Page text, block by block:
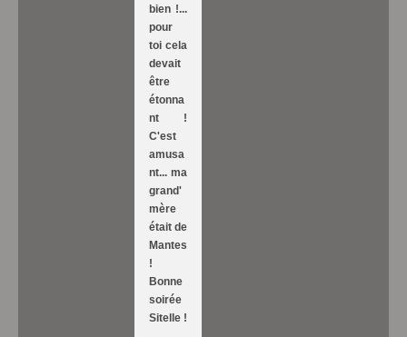
bien !...
pour
toi cela
devait
être
étonna
nt !
C'est
amusa
nt... ma
grand'
mère
était de
Mantes
!
Bonne
soirée
Sitelle !